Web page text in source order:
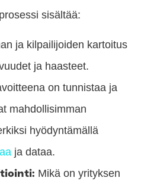
sisältää:
ja kilpailijoiden kartoitus
ja haasteet.
on tunnistaa ja
mahdollisimman
hyödyntämällä
ja dataa.
Mikä on yrityksen